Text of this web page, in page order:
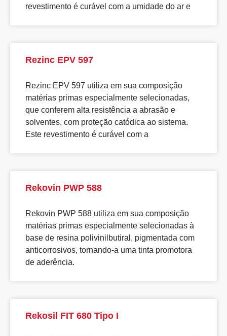
revestimento é curável com a umidade do ar e
Rezinc EPV 597
Rezinc EPV 597 utiliza em sua composição
matérias primas especialmente selecionadas,
que conferem alta resistência a abrasão e
solventes, com proteção catódica ao sistema.
Este revestimento é curável com a
Rekovin PWP 588
Rekovin PWP 588 utiliza em sua composição
matérias primas especialmente selecionadas à
base de resina polivinilbutiral, pigmentada com
anticorrosivos, tornando-a uma tinta promotora
de aderência.
Rekosil FIT 680 Tipo I